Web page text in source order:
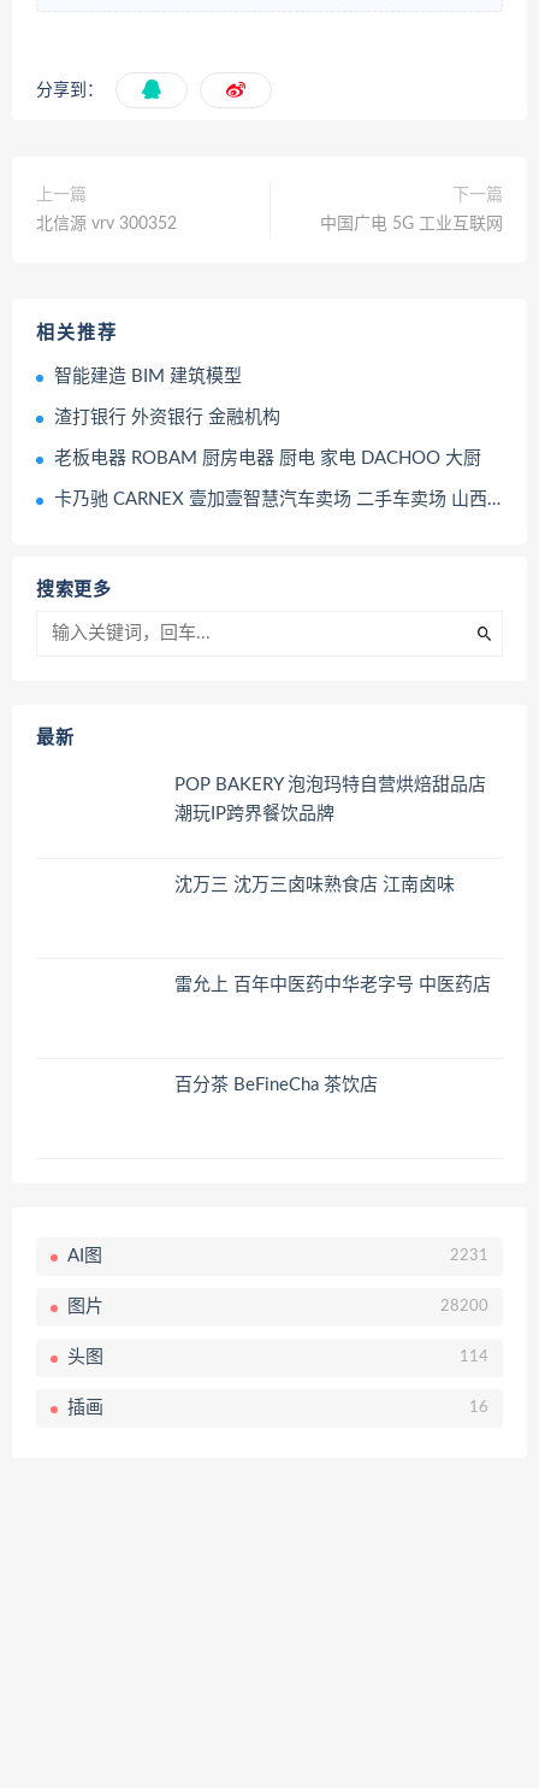
分享到：
上一篇
北信源 vrv 300352
下一篇
中国广电 5G 工业互联网
相关推荐
智能建造 BIM 建筑模型
渣打银行 外资银行 金融机构
老板电器 ROBAM 厨房电器 厨电 家电 DACHOO 大厨
卡乃驰 CARNEX 壹加壹智慧汽车卖场 二手车卖场 山西太原
搜索更多
最新
POP BAKERY 泡泡玛特自营烘焙甜品店
潮玩IP跨界餐饮品牌
沈万三 沈万三卤味熟食店 江南卤味
雷允上 百年中医药中华老字号 中医药店
百分茶 BeFineCha 茶饮店
AI图 2231
图片 28200
头图 114
插画 16